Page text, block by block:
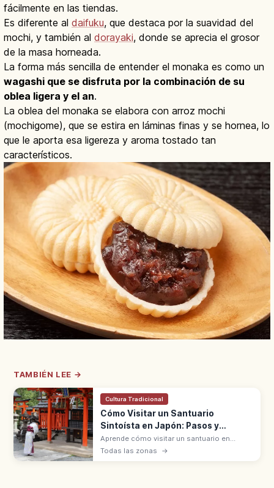
fácilmente en las tiendas.
Es diferente al daifuku, que destaca por la suavidad del
mochi, y también al dorayaki, donde se aprecia el grosor
de la masa horneada.
La forma más sencilla de entender el monaka es como un
wagashi que se disfruta por la combinación de su
oblea ligera y el an.
La oblea del monaka se elabora con arroz mochi
(mochigome), que se estira en láminas finas y se hornea, lo
que le aporta esa ligereza y aroma tostado tan
característicos.
TAMBIÉN LEE →
Cultura Tradicional
Cómo Visitar un Santuario
Sintoísta en Japón: Pasos y
Normas
Aprende cómo visitar un santuario en
Japón: significado, pasos básicos y
Todas las zonas →